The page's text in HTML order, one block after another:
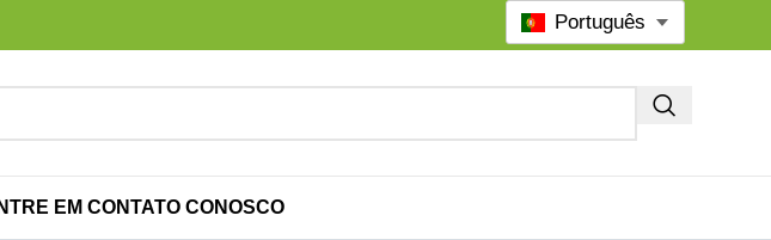
EM CONTATO CONOSCO
Português